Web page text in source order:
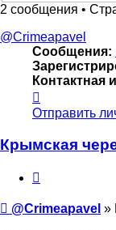
2 сообщения •
@Crimeapavel
Сообщения:
Контактная
информация
Отправить
Крымская
Сообщение
@Crimeapavel »